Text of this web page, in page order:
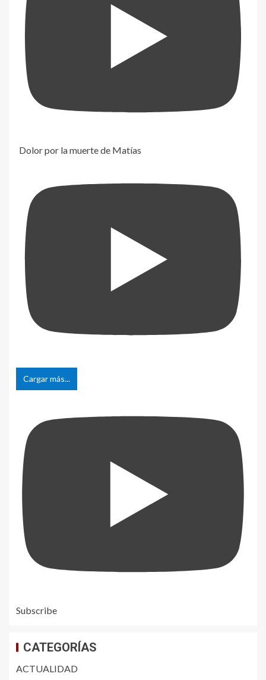
Dolor por la muerte de Matías
Cargar más...
Subscribe
CATEGORÍAS
ACTUALIDAD